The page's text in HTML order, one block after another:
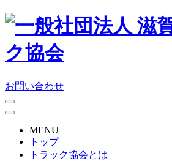
お問い合わせ
MENU
トップ
トラック協会とは